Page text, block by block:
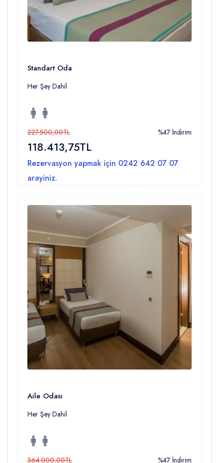
Standart Oda
Her Şey Dahil
227.500,00TL %47 İndirim
118.413,75TL
Rezervasyon yapmak için 0242 642 07 07
arayiniz.
Aile Odası
Her Şey Dahil
364.000,00TL %47 İndirim